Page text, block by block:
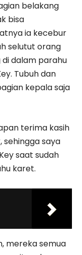
belakang
bisa
ia kecebur
selutut orang
di dalam parahu
Tubuh dan
kepala saja
terima kasih
saya
saat sudah
karet.
mereka semua